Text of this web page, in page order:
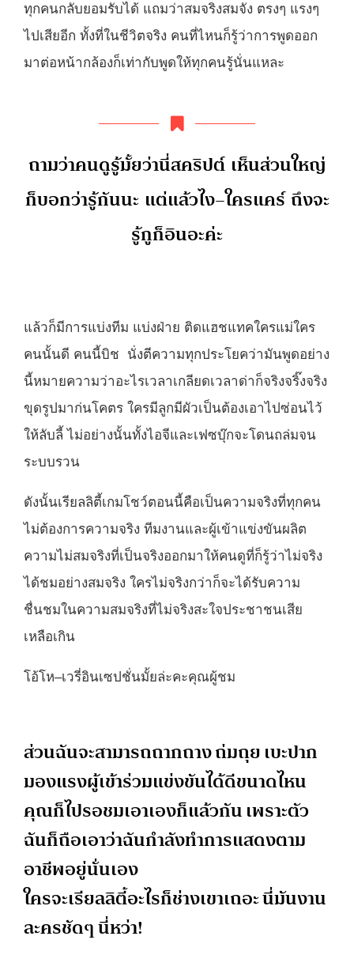
ทุกคนกลับยอมรับได้ แถมว่าสมจริงสมจัง ตรงๆ แรงๆ
ไปเสียอีก ทั้งที่ในชีวิตจริง คนที่ไหนก็รู้ว่าการพูดออก
มาต่อหน้ากล้องก็เท่ากับพูดให้ทุกคนรู้นั่นแหละ
ถามว่าคนดูรู้มั้ยว่านี่สคริปต์ เห็นส่วนใหญ่
ก็บอกว่ารู้กันนะ แต่แล้วไง–ใครแคร์ ถึงจะ
รู้กูก็อินอะค่ะ
แล้วก็มีการแบ่งทีม แบ่งฝ่าย ติดแฮชแทคใครแม่ใคร
คนนั้นดี คนนี้บิช นั่งตีความทุกประโยคว่ามันพูดอย่าง
นี้หมายความว่าอะไรเวลาเกลียดเวลาด่าก็จริงจริ๊งจริง
ขุดรูปมาก่นโคตร ใครมีลูกมีผัวเป็นต้องเอาไปซ่อนไว้
ให้ลับลี้ ไม่อย่างนั้นทั้งไอจีและเฟซบุ๊กจะโดนถล่มจน
ระบบรวน
ดังนั้นเรียลลิตี้เกมโชว์ตอนนี้คือเป็นความจริงที่ทุกคน
ไม่ต้องการความจริง ทีมงานและผู้เข้าแข่งขันผลิต
ความไม่สมจริงที่เป็นจริงออกมาให้คนดูที่ก็รู้ว่าไม่จริง
ได้ชมอย่างสมจริง ใครไม่จริงกว่าก็จะได้รับความ
ชื่นชมในความสมจริงที่ไม่จริงสะใจประชาชนเสีย
เหลือเกิน
โอ้โห–เวรี่อินเซปชั่นมั้ยล่ะคะคุณผู้ชม
ส่วนฉันจะสามารถถากถาง ถ่มถุย เบะปาก
มองแรงผู้เข้าร่วมแข่งขันได้ดีขนาดไหน
คุณก็ไปรอชมเอาเองก็แล้วกัน เพราะตัว
ฉันก็ถือเอาว่าฉันกำลังทำการแสดงตาม
อาชีพอยู่นั่นเอง
ใครจะเรียลลิตี้อะไรก็ช่างเขาเถอะ นี่มันงาน
ละครชัดๆ นี่หว่า!